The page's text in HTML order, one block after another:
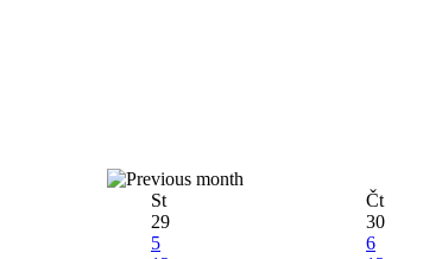
St Čt
29 30
5 6